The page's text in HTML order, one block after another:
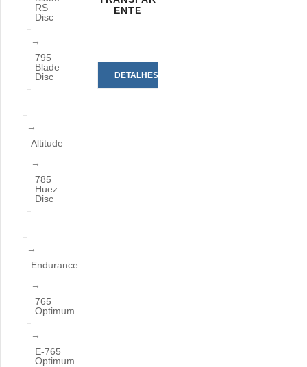
ENTE
DETALHES
RS
Disc
795
Blade
Disc
Altitude
785
Huez
Disc
Endurance
765
Optimum
E-765
Optimum